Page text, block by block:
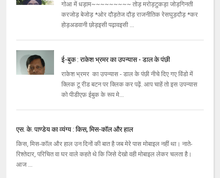
गोआ में धड़ाम~~~~~~~~~ तोड़ मरोड़टुकड़ा जोड़गिनती
करजोड़ बेजोड़ *ओर दौड़तेज दौड़ राजनीतिक रेसघुड़दौड़ *कर
होड़अडवानी छोड़इसी पढ़ावइसी ...
ई-बुक : राकेश भ्रमर का उपन्यास - डाल के पंछी
राकेश भ्रमर का उपन्यास - डाल के पंछी नीचे दिए गए विंडो में
क्लिक टू रीड बटन पर क्लिक कर पढ़ें. आप चाहें तो इस उपन्यास
को पीडीएफ़ ईबुक के रूप मे...
एस. के. पाण्डेय का व्यंग्य : किस, मिस-कॉल और हाल
किस, मिस-कॉल और हाल उन दिनों की बात है जब मेरे पास मोबाइल नहीं था। नाते-
रिश्तेदार, परिचित वा घर वाले कहते थे कि जिसे देखो वही मोबाइल लेकर चलता है।
आज ...